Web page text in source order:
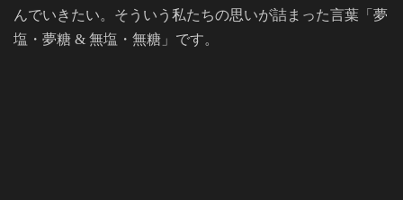
んでいきたい。そういう私たちの思いが詰まった言葉「夢
塩・夢糖 & 無塩・無糖」です。